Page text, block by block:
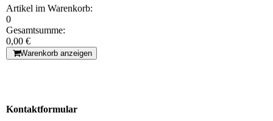
Artikel im Warenkorb:
0
Gesamtsumme:
0,00 €
Warenkorb anzeigen
Kontaktformular